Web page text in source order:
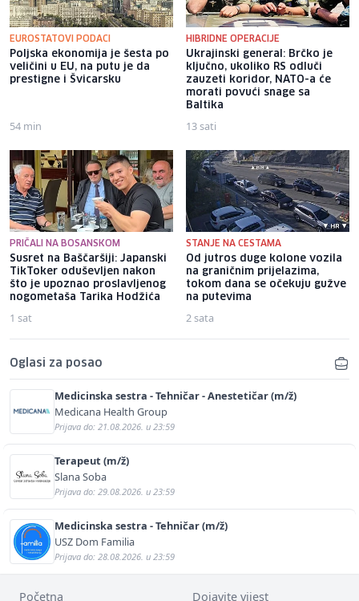
EUROSTATOVI PODACI
Poljska ekonomija je šesta po
veličini u EU, na putu je da
prestigne i Švicarsku
54 min
HIBRIDNE OPERACIJE
Ukrajinski general: Brčko je
ključno, ukoliko RS odluči
zauzeti koridor, NATO-a će
morati povući snage sa
Baltika
13 sati
PRIČALI NA BOSANSKOM
Susret na Baščaršiji: Japanski
TikToker oduševljen nakon
što je upoznao proslavljenog
nogometaša Tarika Hodžića
1 sat
STANJE NA CESTAMA
Od jutros duge kolone vozila
na graničnim prijelazima,
tokom dana se očekuju gužve
na putevima
2 sata
Oglasi za posao
Medicinska sestra - Tehničar - Anestetičar (m/ž)
Medicana Health Group
Prijava do: 21.08.2026. u 23:59
Terapeut (m/ž)
Slana Soba
Prijava do: 29.08.2026. u 23:59
Medicinska sestra - Tehničar (m/ž)
USZ Dom Familia
Prijava do: 28.08.2026. u 23:59
Početna Dojavite vijest